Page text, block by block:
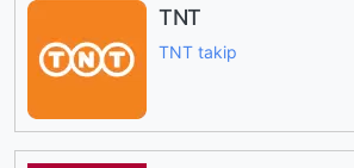
TNT
TNT takip